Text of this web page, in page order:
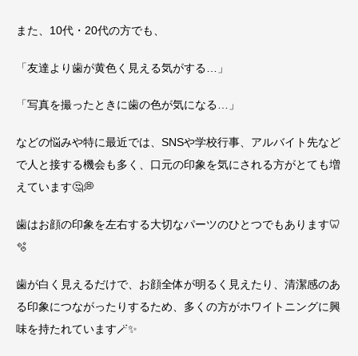
また、10代・20代の方でも、
「友達より歯が黄色く見える気がする…」
「写真を撮ったときに歯の色が気になる…」
などの悩みや特に最近では、SNSや学校行事、アルバイト先など
で人と接する機会も多く、口元の印象を気にされる方がとても増
えています🤔💭
歯はお顔の印象を左右する大切なパーツのひとつでもあります🦷
🫧
歯が白く見えるだけで、お顔全体が明るく見えたり、清潔感のあ
る印象につながったりするため、多くの方がホワイトニングに興
味を持たれています🪄✨